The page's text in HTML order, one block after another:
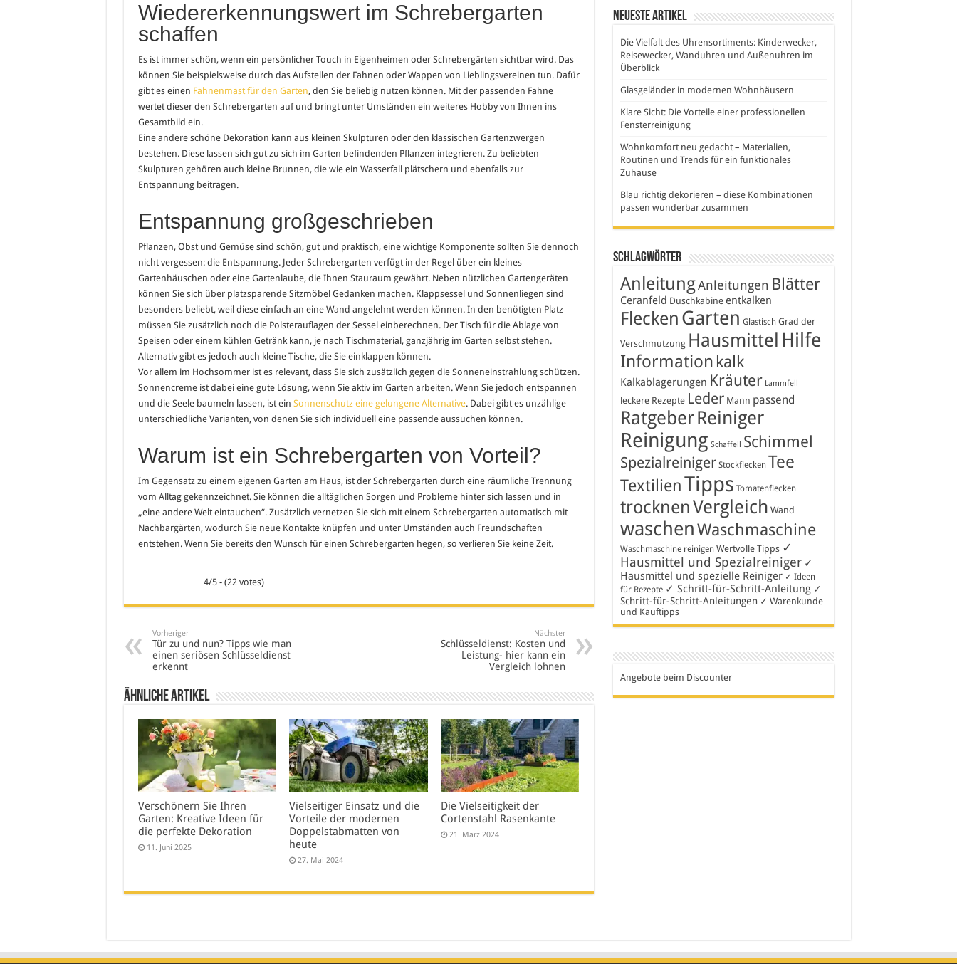
Wiedererkennungswert im Schrebergarten
schaffen
Es ist immer schön, wenn ein persönlicher Touch in Eigenheimen oder Schrebergärten sichtbar wird. Das
können Sie beispielsweise durch das Aufstellen der Fahnen oder Wappen von Lieblingsvereinen tun. Dafür
gibt es einen Fahnenmast für den Garten, den Sie beliebig nutzen können. Mit der passenden Fahne
wertet dieser den Schrebergarten auf und bringt unter Umständen ein weiteres Hobby von Ihnen ins
Gesamtbild ein.
Eine andere schöne Dekoration kann aus kleinen Skulpturen oder den klassischen Gartenzwergen
bestehen. Diese lassen sich gut zu sich im Garten befindenden Pflanzen integrieren. Zu beliebten
Skulpturen gehören auch kleine Brunnen, die wie ein Wasserfall plätschern und ebenfalls zur
Entspannung beitragen.
Entspannung großgeschrieben
Pflanzen, Obst und Gemüse sind schön, gut und praktisch, eine wichtige Komponente sollten Sie dennoch
nicht vergessen: die Entspannung. Jeder Schrebergarten verfügt in der Regel über ein kleines
Gartenhäuschen oder eine Gartenlaube, die Ihnen Stauraum gewährt. Neben nützlichen Gartengeräten
können Sie sich über platzsparende Sitzmöbel Gedanken machen. Klappsessel und Sonnenliegen sind
besonders beliebt, weil diese einfach an eine Wand angelehnt werden können. In den benötigten Platz
müssen Sie zusätzlich noch die Polsterauflagen der Sessel einberechnen. Der Tisch für die Ablage von
Speisen oder einem kühlen Getränk kann, je nach Tischmaterial, ganzjährig im Garten selbst stehen.
Alternativ gibt es jedoch auch kleine Tische, die Sie einklappen können.
Vor allem im Hochsommer ist es relevant, dass Sie sich zusätzlich gegen die Sonneneinstrahlung schützen.
Sonnencreme ist dabei eine gute Lösung, wenn Sie aktiv im Garten arbeiten. Wenn Sie jedoch entspannen
und die Seele baumeln lassen, ist ein Sonnenschutz eine gelungene Alternative. Dabei gibt es unzählige
unterschiedliche Varianten, von denen Sie sich individuell eine passende aussuchen können.
Warum ist ein Schrebergarten von Vorteil?
Im Gegensatz zu einem eigenen Garten am Haus, ist der Schrebergarten durch eine räumliche Trennung
vom Alltag gekennzeichnet. Sie können die alltäglichen Sorgen und Probleme hinter sich lassen und in
„eine andere Welt eintauchen“. Zusätzlich vernetzen Sie sich mit einem Schrebergarten automatisch mit
Nachbargärten, wodurch Sie neue Kontakte knüpfen und unter Umständen auch Freundschaften
entstehen. Wenn Sie bereits den Wunsch für einen Schrebergarten hegen, so verlieren Sie keine Zeit.
4/5 - (22 votes)
Vorheriger
Tür zu und nun? Tipps wie man
einen seriösen Schlüsseldienst
erkennt
Nächster
Schlüsseldienst: Kosten und
Leistung- hier kann ein
Vergleich lohnen
Ähnliche Artikel
Verschönern Sie Ihren
Garten: Kreative Ideen für
die perfekte Dekoration
11. Juni 2025
Vielseitiger Einsatz und die
Vorteile der modernen
Doppelstabmatten von
heute
27. Mai 2024
Die Vielseitigkeit der
Cortenstahl Rasenkante
21. März 2024
Neueste Artikel
Die Vielfalt des Uhrensortiments: Kinderwecker,
Reisewecker, Wanduhren und Außenuhren im
Überblick
Glasgeländer in modernen Wohnhäusern
Klare Sicht: Die Vorteile einer professionellen
Fensterreinigung
Wohnkomfort neu gedacht – Materialien,
Routinen und Trends für ein funktionales
Zuhause
Blau richtig dekorieren – diese Kombinationen
passen wunderbar zusammen
Schlagwörter
AnleitungAnleitungen Blätter
Ceranfeld Duschkabine entkalken
Flecken Garten Glastisch Grad der
Verschmutzung Hausmittel Hilfe
Information kalk
Kalkablagerungen Kräuter Lammfell
leckere Rezepte Leder Mann passend
RatgeberReiniger
Reinigung Schaffell Schimmel
Spezialreiniger Stockflecken Tee
TextilienTipps Tomatenflecken
trocknenVergleich Wand
waschenWaschmaschine
Waschmaschine reinigen Wertvolle Tipps ✓
Hausmittel und Spezialreiniger ✓
Hausmittel und spezielle Reiniger ✓ Ideen
für Rezepte ✓ Schritt-für-Schritt-Anleitung ✓
Schritt-für-Schritt-Anleitungen ✓ Warenkunde
und Kauftipps
Angebote beim Discounter